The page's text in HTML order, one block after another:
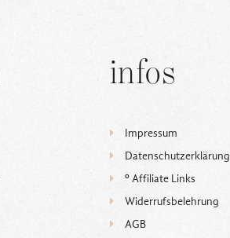
infos
Impressum
Datenschutzerklärung
ᵒ Affiliate Links
Widerrufsbelehrung
AGB